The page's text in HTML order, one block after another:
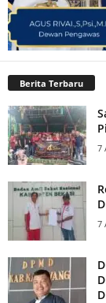
Berita Terbaru
7
7